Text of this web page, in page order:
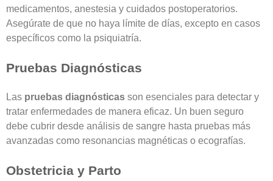
medicamentos, anestesia y cuidados postoperatorios.
Asegúrate de que no haya límite de días, excepto en casos
específicos como la psiquiatría.
Pruebas Diagnósticas
Las pruebas diagnósticas son esenciales para detectar y
tratar enfermedades de manera eficaz. Un buen seguro
debe cubrir desde análisis de sangre hasta pruebas más
avanzadas como resonancias magnéticas o ecografías.
Obstetricia y Parto